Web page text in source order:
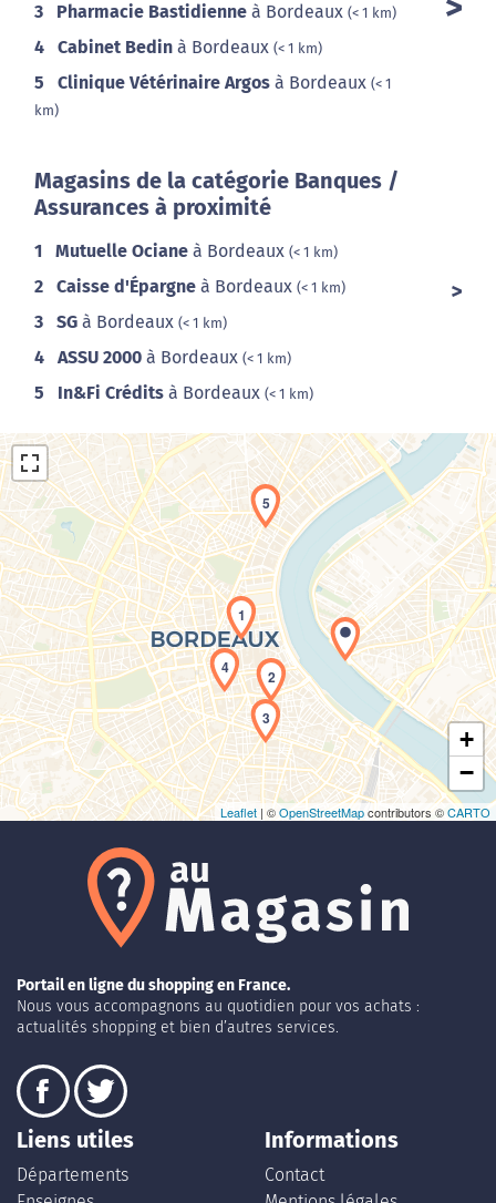
3 Pharmacie Bastidienne à Bordeaux (< 1 km)
4 Cabinet Bedin à Bordeaux (< 1 km)
5 Clinique Vétérinaire Argos à Bordeaux (< 1
km)
Magasins de la catégorie Banques /
Assurances à proximité
1 Mutuelle Ociane à Bordeaux (< 1 km)
2 Caisse d'Épargne à Bordeaux (< 1 km)
3 SG à Bordeaux (< 1 km)
4 ASSU 2000 à Bordeaux (< 1 km)
5 In&Fi Crédits à Bordeaux (< 1 km)
Chargement de la carte en cours...
1
2
3
4
5
+
−
Leaflet | ©OpenStreetMapcontributors ©CARTO
Portail en ligne du shopping en France.
Nous vous accompagnons au quotidien pour vos achats :
actualités shopping et bien d’autres services.
Liens utiles
Départements
Informations
Contact